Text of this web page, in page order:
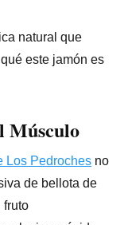
natural que
este jamón es
Músculo
Los Pedroches no
de bellota de
fruto